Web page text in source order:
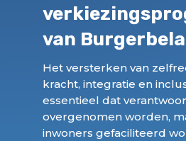
van
Het versterken van
kracht, integratie en
essentieel dat
overgenomen worden,
inwoners gefaciliteerd